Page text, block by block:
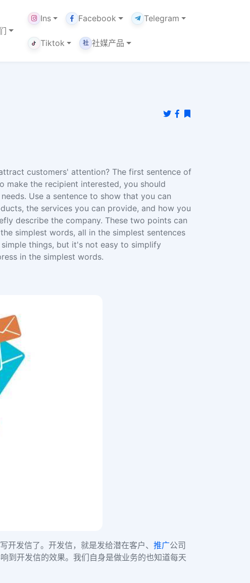
Ins Facebook Telegram
Tiktok 社 社媒产品
customers' attention? The first sentence of
the recipient interested, you should
Use a sentence to show that you can
the services you can provide, and how you
describe the company. These two points can
simplest words, all in the simplest sentences
things, but it's not easy to simplify
in the simplest words.
发信了。开发信，就是发给潜在客户、 推广公司
到开发信的效果。我们自身是做业务的也知道每天